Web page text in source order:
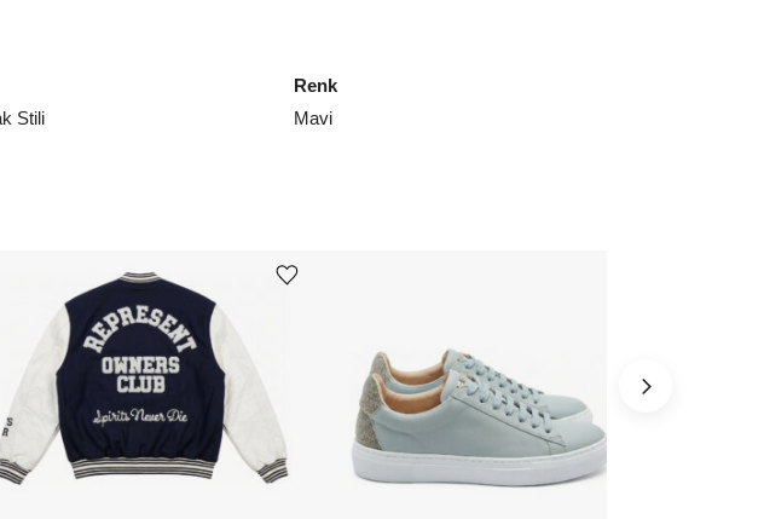
Stili
Renk
Mavi
Ürünü istek listesine ekle veya listeden çıkar